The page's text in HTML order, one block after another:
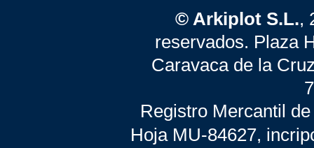
© Arkiplot S.L.,
reservados. Plaza
Caravaca de la
Registro Mercantil
Hoja MU-84627,